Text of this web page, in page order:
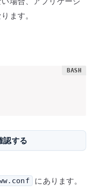
ます。
する
にあります。